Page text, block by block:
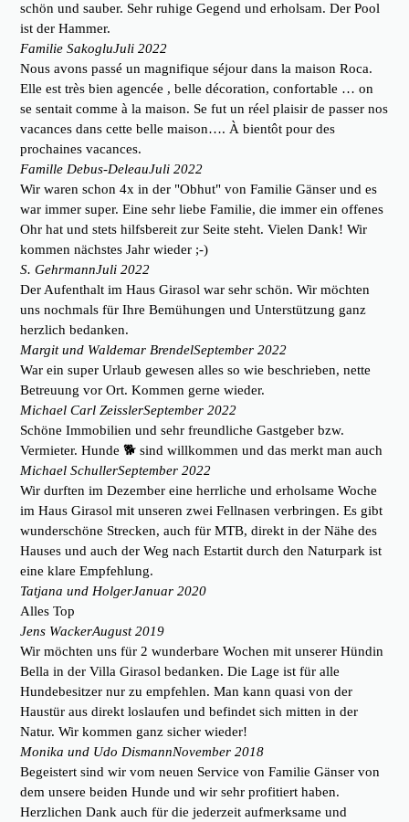
schön und sauber. Sehr ruhige Gegend und erholsam. Der Pool
ist der Hammer.
Familie SakogluJuli 2022
Nous avons passé un magnifique séjour dans la maison Roca.
Elle est très bien agencée , belle décoration, confortable … on
se sentait comme à la maison. Se fut un réel plaisir de passer nos
vacances dans cette belle maison…. À bientôt pour des
prochaines vacances.
Famille Debus-DeleauJuli 2022
Wir waren schon 4x in der "Obhut" von Familie Gänser und es
war immer super. Eine sehr liebe Familie, die immer ein offenes
Ohr hat und stets hilfsbereit zur Seite steht. Vielen Dank! Wir
kommen nächstes Jahr wieder ;-)
S. GehrmannJuli 2022
Der Aufenthalt im Haus Girasol war sehr schön. Wir möchten
uns nochmals für Ihre Bemühungen und Unterstützung ganz
herzlich bedanken.
Margit und Waldemar BrendelSeptember 2022
War ein super Urlaub gewesen alles so wie beschrieben, nette
Betreuung vor Ort. Kommen gerne wieder.
Michael Carl ZeisslerSeptember 2022
Schöne Immobilien und sehr freundliche Gastgeber bzw.
Vermieter. Hunde 🐕 sind willkommen und das merkt man auch
Michael SchullerSeptember 2022
Wir durften im Dezember eine herrliche und erholsame Woche
im Haus Girasol mit unseren zwei Fellnasen verbringen. Es gibt
wunderschöne Strecken, auch für MTB, direkt in der Nähe des
Hauses und auch der Weg nach Estartit durch den Naturpark ist
eine klare Empfehlung.
Tatjana und HolgerJanuar 2020
Alles Top
Jens WackerAugust 2019
Wir möchten uns für 2 wunderbare Wochen mit unserer Hündin
Bella in der Villa Girasol bedanken. Die Lage ist für alle
Hundebesitzer nur zu empfehlen. Man kann quasi von der
Haustür aus direkt loslaufen und befindet sich mitten in der
Natur. Wir kommen ganz sicher wieder!
Monika und Udo DismannNovember 2018
Begeistert sind wir vom neuen Service von Familie Gänser von
dem unsere beiden Hunde und wir sehr profitiert haben.
Herzlichen Dank auch für die jederzeit aufmerksame und